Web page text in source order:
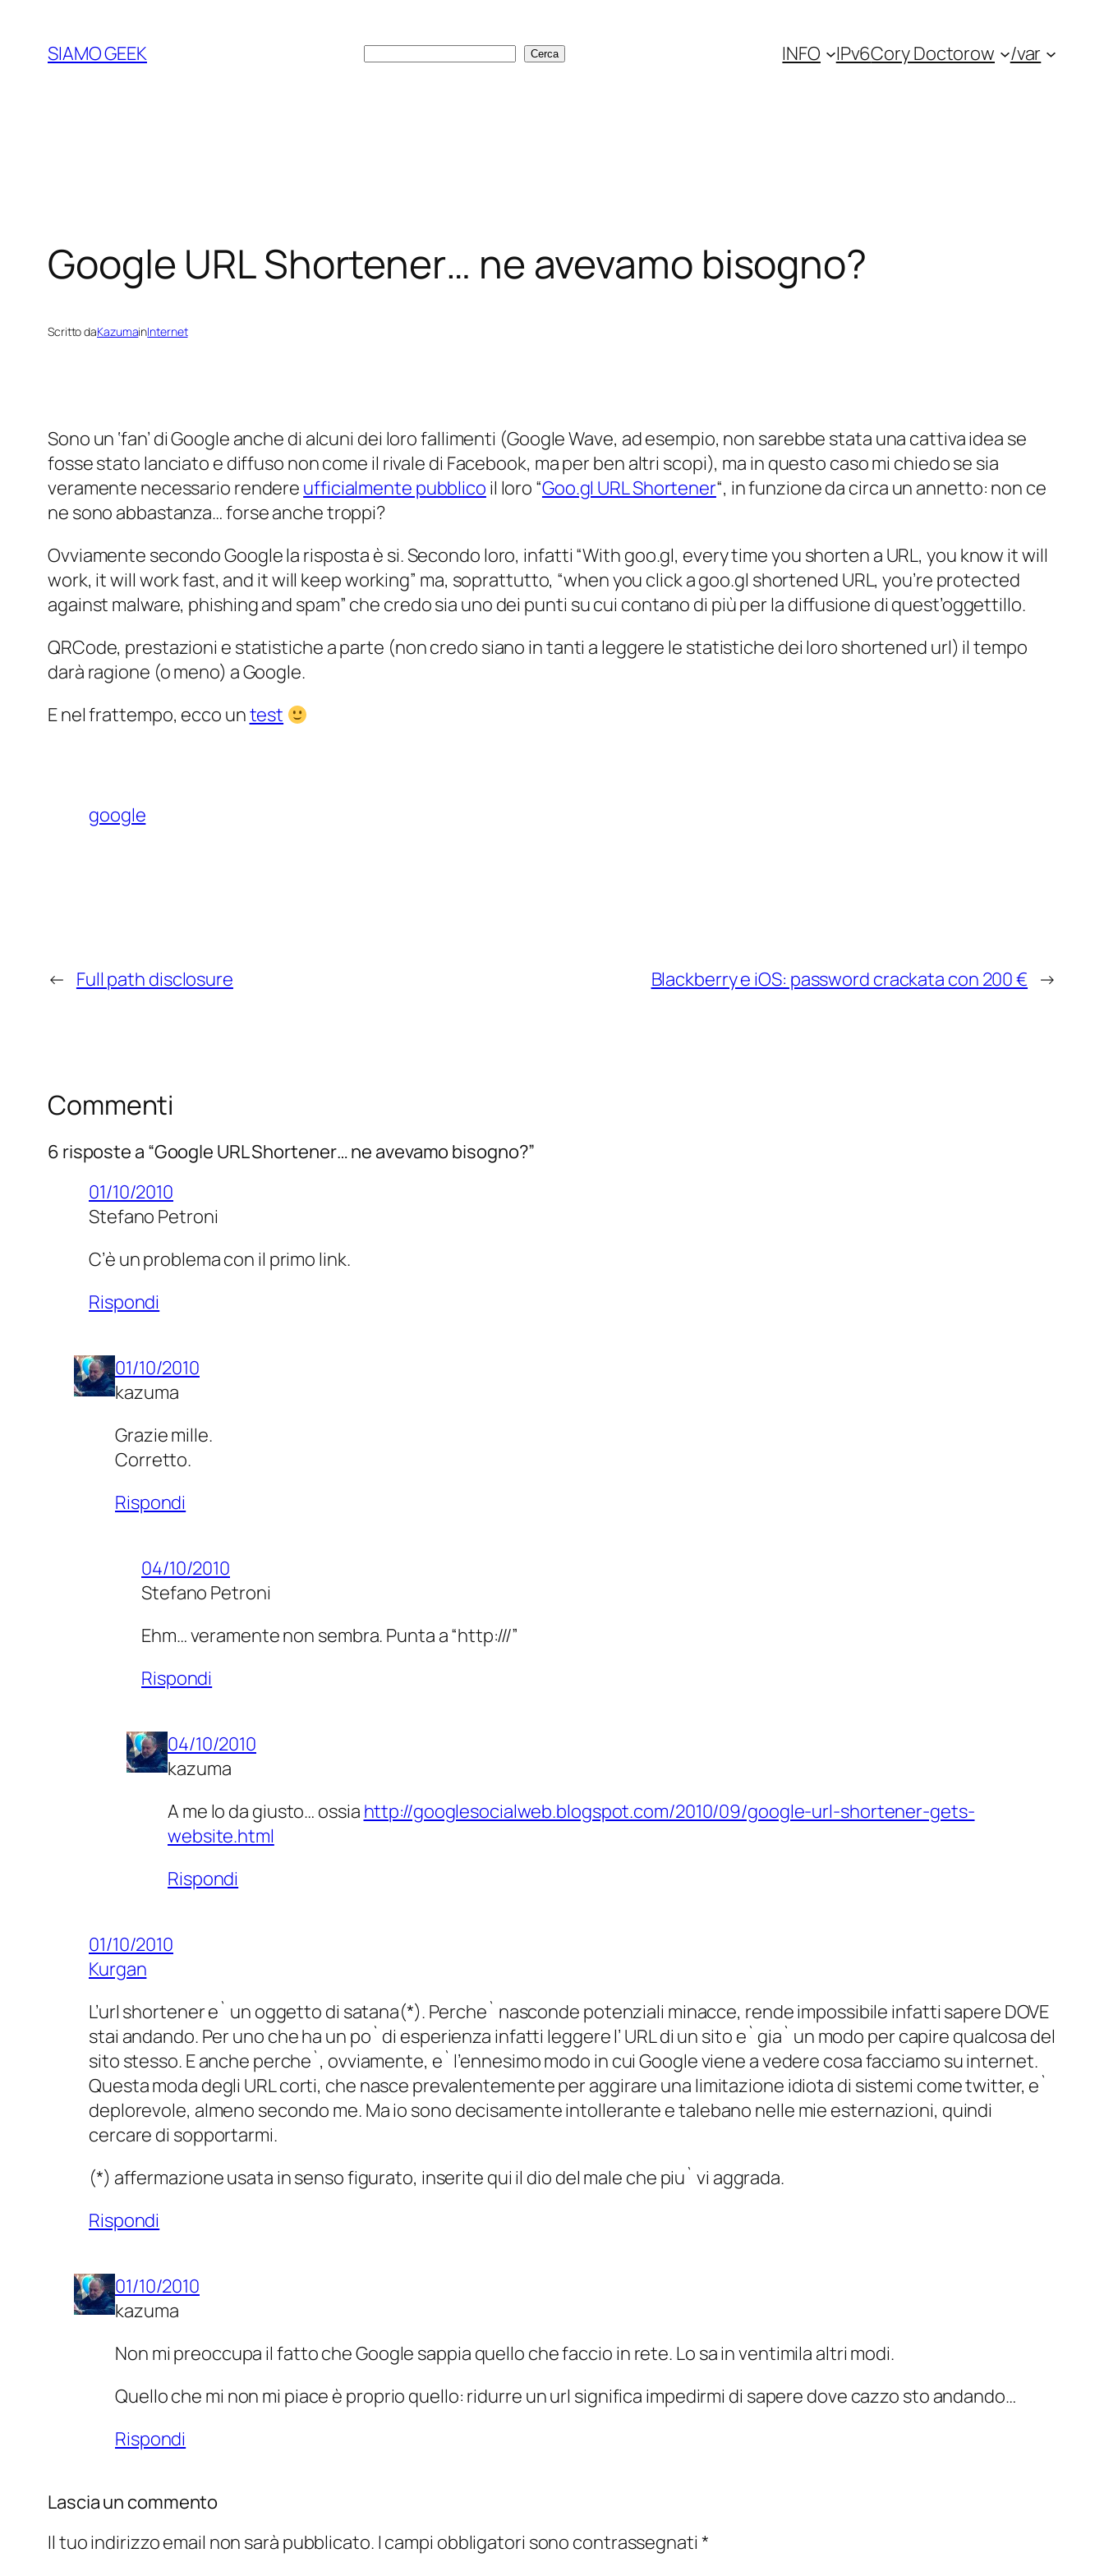
contenuto
SIAMO GEEK Cerca Cerca INFO IPv6Cory Doctorow /var
Google URL Shortener… ne avevamo bisogno?
Scritto daKazumainInternet
Sono un ‘fan’ di Google anche di alcuni dei loro fallimenti (Google Wave, ad esempio, non sarebbe stata una cattiva idea se
fosse stato lanciato e diffuso non come il rivale di Facebook, ma per ben altri scopi), ma in questo caso mi chiedo se sia
veramente necessario rendere ufficialmente pubblico il loro “Goo.gl URL Shortener“, in funzione da circa un annetto: non ce
ne sono abbastanza… forse anche troppi?
Ovviamente secondo Google la risposta è si. Secondo loro, infatti “With goo.gl, every time you shorten a URL, you know it will
work, it will work fast, and it will keep working” ma, soprattutto, “when you click a goo.gl shortened URL, you’re protected
against malware, phishing and spam” che credo sia uno dei punti su cui contano di più per la diffusione di quest’oggettillo.
QRCode, prestazioni e statistiche a parte (non credo siano in tanti a leggere le statistiche dei loro shortened url) il tempo
darà ragione (o meno) a Google.
E nel frattempo, ecco untest
google
← Full path disclosure Blackberry e iOS: password crackata con 200 € →
Commenti
6 risposte a “Google URL Shortener… ne avevamo bisogno?”
01/10/2010
Stefano Petroni
C’è un problema con il primo link.
Rispondi
01/10/2010
kazuma
Grazie mille.
Corretto.
Rispondi
04/10/2010
Stefano Petroni
Ehm… veramente non sembra. Punta a “http:///”
Rispondi
04/10/2010
kazuma
A me lo da giusto… ossia http://googlesocialweb.blogspot.com/2010/09/google-url-shortener-gets-
website.html
Rispondi
01/10/2010
Kurgan
L’url shortener e` un oggetto di satana(*). Perche` nasconde potenziali minacce, rende impossibile infatti sapere DOVE
stai andando. Per uno che ha un po` di esperienza infatti leggere l’ URL di un sito e` gia` un modo per capire qualcosa del
sito stesso. E anche perche`, ovviamente, e` l’ennesimo modo in cui Google viene a vedere cosa facciamo su internet.
Questa moda degli URL corti, che nasce prevalentemente per aggirare una limitazione idiota di sistemi come twitter, e`
deplorevole, almeno secondo me. Ma io sono decisamente intollerante e talebano nelle mie esternazioni, quindi
cercare di sopportarmi.
(*) affermazione usata in senso figurato, inserite qui il dio del male che piu` vi aggrada.
Rispondi
01/10/2010
kazuma
Non mi preoccupa il fatto che Google sappia quello che faccio in rete. Lo sa in ventimila altri modi.
Quello che mi non mi piace è proprio quello: ridurre un url significa impedirmi di sapere dove cazzo sto andando…
Rispondi
Lascia un commento
Il tuo indirizzo email non sarà pubblicato. I campi obbligatori sono contrassegnati *